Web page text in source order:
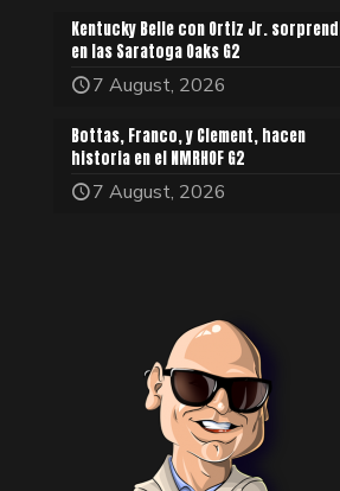
Kentucky Belle con Ortiz Jr.
en las Saratoga Oaks G2
7 August, 2026
Bottas, Franco, y Clement, hacen
historia en el NMRHOF G2
7 August, 2026